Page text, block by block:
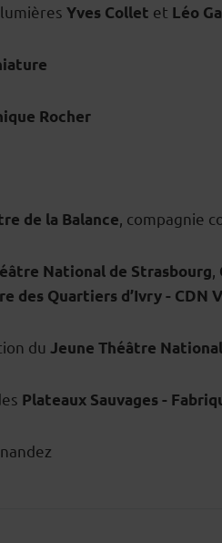
Yves Collet et Léo
Rocher
de la Balance , compagnie
National de Strasbourg
des Quartiers d’Ivry - CDN
du Jeune Théâtre National
Plateaux Sauvages -